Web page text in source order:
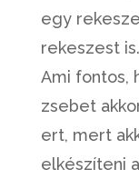
egy
rekeszest is.
Ami fontos,
zsebet
ert, mert
elkészíteni